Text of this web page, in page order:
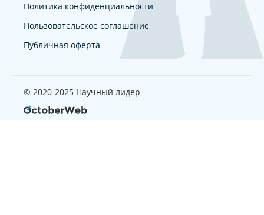
Политика конфиденциальности
Пользовательское соглашение
Публичная оферта
© 2020-2025 Научный лидер